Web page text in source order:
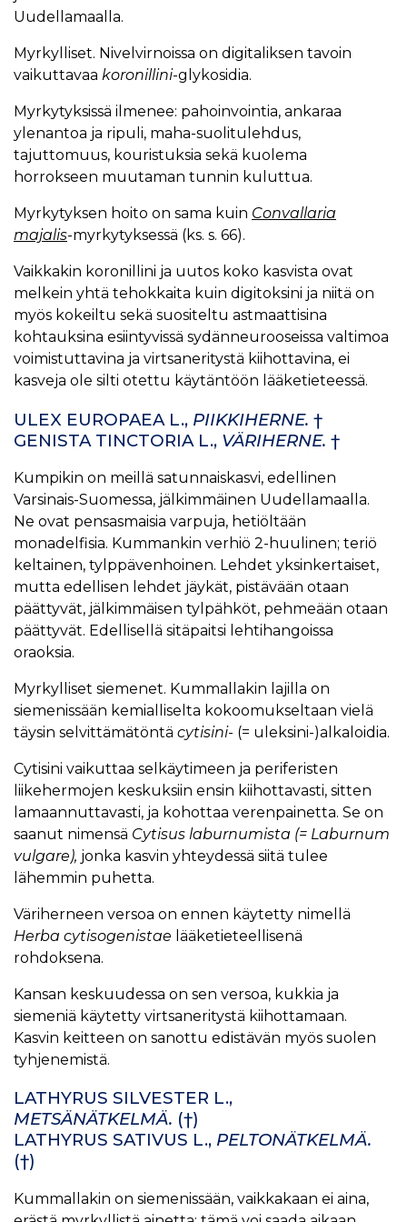
Uudellamaalla.
Myrkylliset. Nivelvirnoissa on digitaliksen tavoin
vaikuttavaa koronillini-glykosidia.
Myrkytyksissä ilmenee: pahoinvointia, ankaraa
ylenantoa ja ripuli, maha-suolitulehdus,
tajuttomuus, kouristuksia sekä kuolema
horrokseen muutaman tunnin kuluttua.
Myrkytyksen hoito on sama kuin Convallaria
majalis-myrkytyksessä (ks. s. 66).
Vaikkakin koronillini ja uutos koko kasvista ovat
melkein yhtä tehokkaita kuin digitoksini ja niitä on
myös kokeiltu sekä suositeltu astmaattisina
kohtauksina esiintyvissä sydänneurooseissa valtimoa
voimistuttavina ja virtsaneritystä kiihottavina, ei
kasveja ole silti otettu käytäntöön lääketieteessä.
ULEX EUROPAEA L., PIIKKIHERNE. †
GENISTA TINCTORIA L., VÄRIHERNE. †
Kumpikin on meillä satunnaiskasvi, edellinen
Varsinais-Suomessa, jälkimmäinen Uudellamaalla.
Ne ovat pensasmaisia varpuja, hetiöltään
monadelfisia. Kummankin verhiö 2-huulinen; teriö
keltainen, tylppävenhoinen. Lehdet yksinkertaiset,
mutta edellisen lehdet jäykät, pistävään otaan
päättyvät, jälkimmäisen tylpähköt, pehmeään otaan
päättyvät. Edellisellä sitäpaitsi lehtihangoissa
oraoksia.
Myrkylliset siemenet. Kummallakin lajilla on
siemenissään kemialliselta kokoomukseltaan vielä
täysin selvittämätöntä cytisini- (= uleksini-)alkaloidia.
Cytisini vaikuttaa selkäytimeen ja periferisten
liikehermojen keskuksiin ensin kiihottavasti, sitten
lamaannuttavasti, ja kohottaa verenpainetta. Se on
saanut nimensä Cytisus laburnumista (= Laburnum
vulgare), jonka kasvin yhteydessä siitä tulee
lähemmin puhetta.
Väriherneen versoa on ennen käytetty nimellä
Herba cytisogenistae lääketieteellisenä
rohdoksena.
Kansan keskuudessa on sen versoa, kukkia ja
siemeniä käytetty virtsaneritystä kiihottamaan.
Kasvin keitteen on sanottu edistävän myös suolen
tyhjenemistä.
LATHYRUS SILVESTER L.,
METSÄNÄTKELMÄ. (†)
LATHYRUS SATIVUS L., PELTONÄTKELMÄ.
(†)
Kummallakin on siemenissään, vaikkakaan ei aina,